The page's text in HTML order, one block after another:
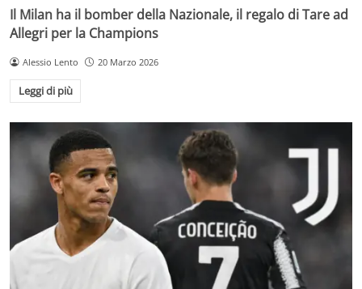
Il Milan ha il bomber della Nazionale, il regalo di Tare ad
Allegri per la Champions
Alessio Lento 20 Marzo 2026
Leggi di più